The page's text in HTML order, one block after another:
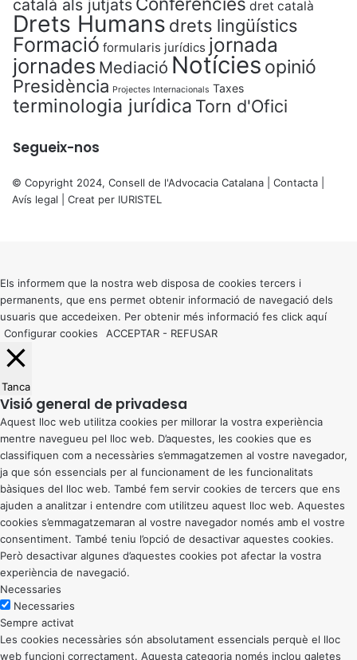
català als jutjats dret català
Drets Humans drets lingüístics
Formació formularis jurídics jornada
jornades Mediació Notícies opinió
Presidència Projectes Internacionals Taxes
terminologia jurídica Torn d'Ofici
Segueix-nos
© Copyright 2024, Consell de l'Advocacia Catalana | Contacta
Avís legal | Creat per IURISTEL
button
Els informem que la nostra web disposa de cookies tercers i
permanents, que ens permet obtenir informació de navegació dels
usuaris que accedeixen. Per obtenir més informació fes click aquí
Configurar cookies
ACCEPTAR - REFUSAR
Tanca
Visió general de privadesa
Aquest lloc web utilitza cookies per millorar la vostra experiència
mentre navegueu pel lloc web. D’aquestes, les cookies que es
classifiquen com a necessàries s’emmagatzemen al vostre navegador,
ja que són essencials per al funcionament de les funcionalitats
bàsiques del lloc web. També fem servir cookies de tercers que ens
ajuden a analitzar i entendre com utilitzeu aquest lloc web. Aquestes
cookies s’emmagatzemaran al vostre navegador només amb el vostre
consentiment. També teniu l’opció de desactivar aquestes cookies.
Però desactivar algunes d’aquestes cookies pot afectar la vostra
experiència de navegació.
Necessaries
Necessaries
Sempre activat
Les cookies necessàries són absolutament essencials perquè el lloc
web funcioni correctament. Aquesta categoria només inclou galetes